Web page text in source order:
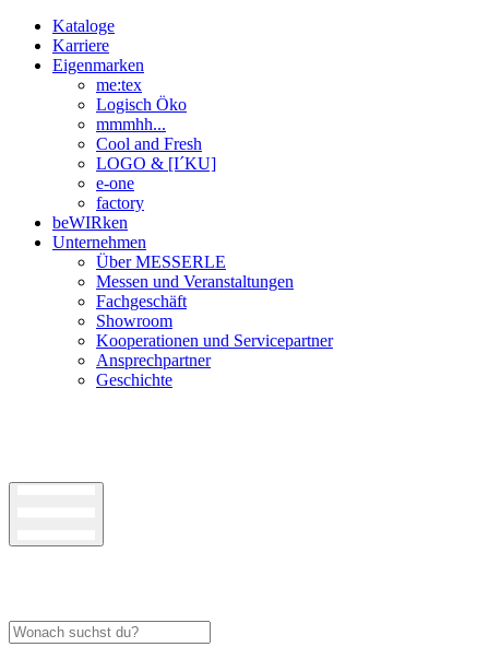
Kataloge
Karriere
Eigenmarken
me:tex
Logisch Öko
mmmhh...
Cool and Fresh
LOGO & [I´KU]
e-one
factory
beWIRken
Unternehmen
Über MESSERLE
Messen und Veranstaltungen
Fachgeschäft
Showroom
Kooperationen und Servicepartner
Ansprechpartner
Geschichte